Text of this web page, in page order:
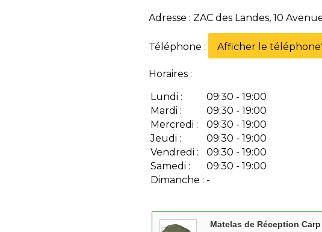
Adresse : ZAC des Landes, 10
Téléphone : Afficher le téléphone
Horaires :
Lundi :
09:30 - 19:00
Mardi :
09:30 - 19:00
Mercredi :
09:30 - 19:00
Jeudi :
09:30 - 19:00
Vendredi :
09:30 - 19:00
Samedi :
09:30 - 19:00
Dimanche : -
Matelas de Réception